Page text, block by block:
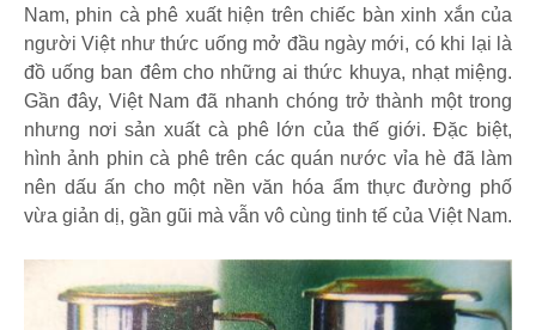
Nam, phin cà phê xuất hiện trên chiếc bàn xinh xắn của
người Việt như thức uống mở đầu ngày mới, có khi lại là
đồ uống ban đêm cho những ai thức khuya, nhạt miệng.
Gần đây, Việt Nam đã nhanh chóng trở thành một trong
nhưng nơi sản xuất cà phê lớn của thế giới. Đặc biệt,
hình ảnh phin cà phê trên các quán nước vỉa hè đã làm
nên dấu ấn cho một nền văn hóa ẩm thực đường phố
vừa giản dị, gần gũi mà vẫn vô cùng tinh tế của Việt Nam.